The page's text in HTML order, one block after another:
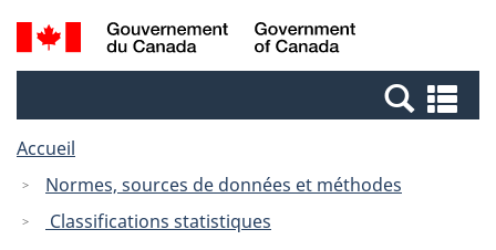
Passer
au
Passer
à
Canada
Recherche
et
et
Accueil
Normes, sources de données et méthodes
Classifications statistiques